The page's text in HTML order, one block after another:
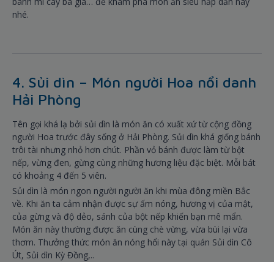
nhé.
4. Sủi dìn – Món người Hoa nổi danh
Hải Phòng
Tên gọi khá lạ bởi sủi dìn là món ăn có xuất xứ từ cộng đồng
người Hoa trước đây sống ở Hải Phòng. Sủi dìn khá giống bánh
trôi tài nhưng nhỏ hơn chút. Phần vỏ bánh được làm từ bột
nếp, vừng đen, gừng cùng những hương liệu đặc biệt. Mỗi bát
có khoảng 4 đến 5 viên.
Sủi dìn là món ngon người người ăn khi mùa đông miền Bắc
về. Khi ăn ta cảm nhận được sự ấm nóng, hương vị của mật,
của gừng và độ dẻo, sánh của bột nếp khiến bạn mê mẩn.
Món ăn này thường được ăn cùng chè vừng, vừa bùi lại vừa
thơm. Thưởng thức món ăn nóng hổi này tại quán Sủi dìn Cô
Út, Sủi dìn Kỳ Đồng,..